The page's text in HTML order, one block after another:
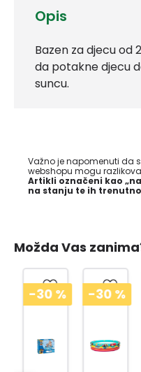
Opis
Bazen za djecu od
da potakne djecu
suncu.
Važno je napomenuti da
webshopu mogu
Artikli označeni kao
na stanju te ih
Možda Vas
-30% -30%